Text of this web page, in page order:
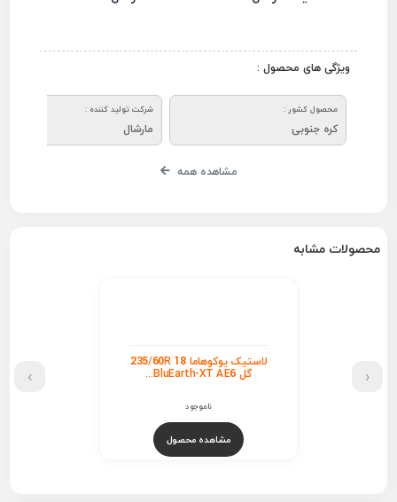
ویژگی های محصول :
محصول کشور :
کره جنوبی
شرکت تولید کننده :
مارشال
مشاهده همه
محصولات مشابه
لاستیک یوکوهاما 235/60R 18
گل BluEarth-XT AE6...
ناموجود
مشاهده محصول
‹
›